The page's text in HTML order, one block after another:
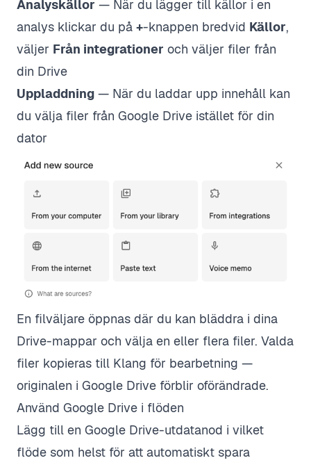
Analyskällor — När du lägger till källor i en
analys klickar du på +-knappen bredvid Källor,
väljer Från integrationer och väljer filer från
din Drive
Uppladdning — När du laddar upp innehåll kan
du välja filer från Google Drive istället för din
dator
En filväljare öppnas där du kan bläddra i dina
Drive-mappar och välja en eller flera filer. Valda
filer kopieras till Klang för bearbetning —
originalen i Google Drive förblir oförändrade.
Använd Google Drive i flöden
Lägg till en Google Drive-utdatanod i vilket
flöde som helst för att automatiskt spara